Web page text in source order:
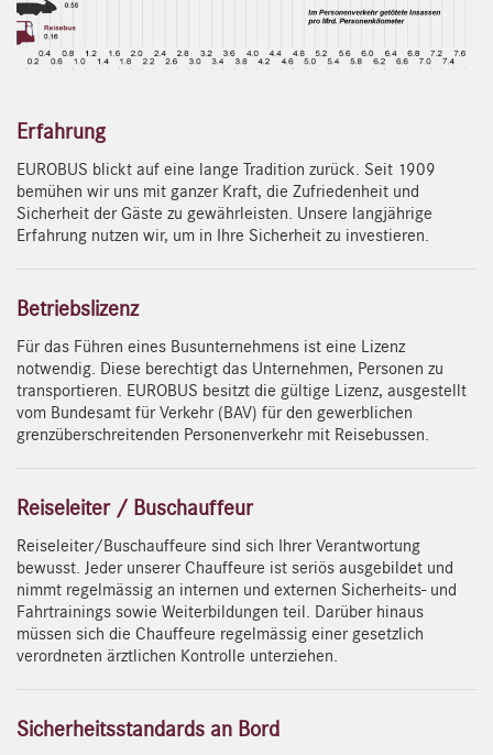
Erfahrung
EUROBUS blickt auf eine lange Tradition zurück. Seit 1909
bemühen wir uns mit ganzer Kraft, die Zufriedenheit und
Sicherheit der Gäste zu gewährleisten. Unsere langjährige
Erfahrung nutzen wir, um in Ihre Sicherheit zu investieren.
Betriebslizenz
Für das Führen eines Busunternehmens ist eine Lizenz
notwendig. Diese berechtigt das Unternehmen, Personen zu
transportieren. EUROBUS besitzt die gültige Lizenz, ausgestellt
vom Bundesamt für Verkehr (BAV) für den gewerblichen
grenzüberschreitenden Personenverkehr mit Reisebussen.
Reiseleiter / Buschauffeur
Reiseleiter/Buschauffeure sind sich Ihrer Verantwortung
bewusst. Jeder unserer Chauffeure ist seriös ausgebildet und
nimmt regelmässig an internen und externen Sicherheits- und
Fahrtrainings sowie Weiterbildungen teil. Darüber hinaus
müssen sich die Chauffeure regelmässig einer gesetzlich
verordneten ärztlichen Kontrolle unterziehen.
Sicherheitsstandards an Bord